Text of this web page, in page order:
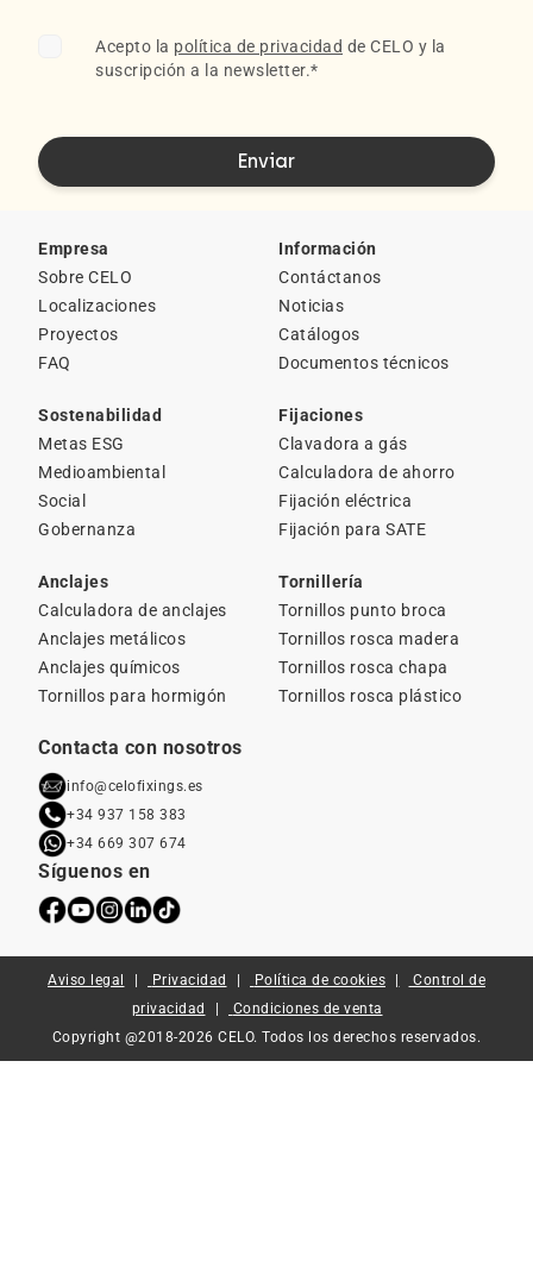
Acepto la política de privacidad de CELO y la
suscripción a la newsletter.*
Empresa
Sobre CELO
Localizaciones
Proyectos
FAQ
Información
Contáctanos
Noticias
Catálogos
Documentos técnicos
Sostenabilidad
Metas ESG
Medioambiental
Social
Gobernanza
Fijaciones
Clavadora a gás
Calculadora de ahorro
Fijación eléctrica
Fijación para SATE
Anclajes
Calculadora de anclajes
Anclajes metálicos
Anclajes químicos
Tornillos para hormigón
Tornillería
Tornillos punto broca
Tornillos rosca madera
Tornillos rosca chapa
Tornillos rosca plástico
Contacta con nosotros
info@celofixings.es
+34 937 158 383
+34 669 307 674
Síguenos en
Aviso legal Privacidad Política de cookies
Control de
privacidad
Condiciones de venta
Copyright @2018-2026 CELO. Todos los derechos reservados.